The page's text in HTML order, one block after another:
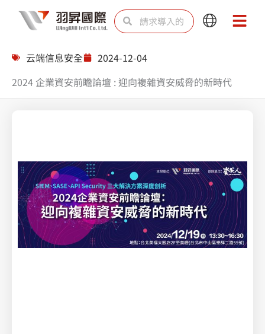
SearchSearch
Main
Main
云端信息安全
2024-12-04
2024 企業資安前瞻論壇 : 迎向複雜資安威脅的新時代